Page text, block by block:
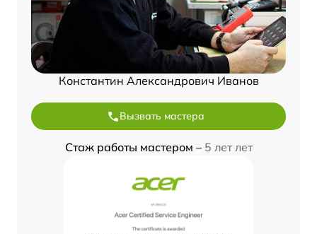
Константин Александрович Иванов
Вызвать мастера
Стаж работы мастером – 5 лет лет